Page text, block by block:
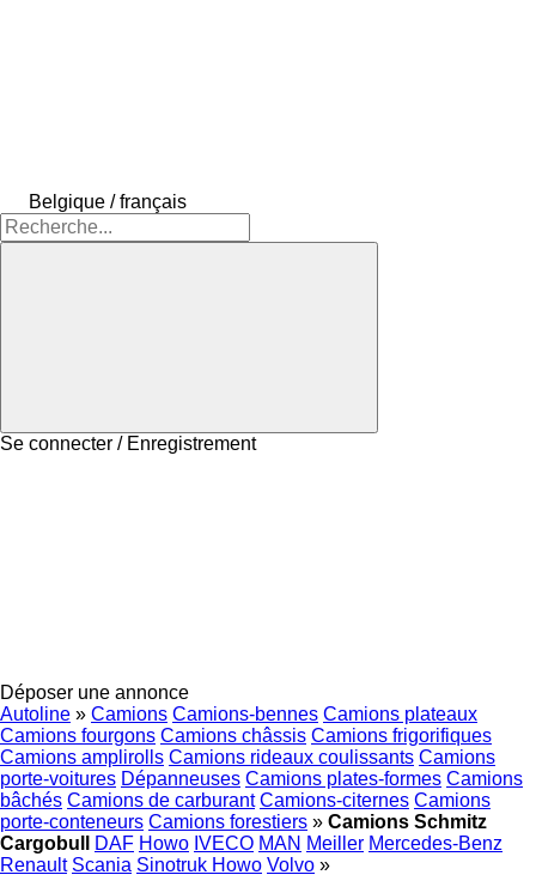
Belgique / français
Se connecter / Enregistrement
Déposer une annonce
Autoline » Camions Camions-bennes Camions plateaux
Camions fourgons Camions châssis Camions frigorifiques
Camions amplirolls Camions rideaux coulissants Camions
porte-voitures Dépanneuses Camions plates-formes Camions
bâchés Camions de carburant Camions-citernes Camions
porte-conteneurs Camions forestiers » Camions Schmitz
Cargobull
DAF Howo IVECO MAN Meiller Mercedes-Benz
Renault Scania Sinotruk Howo Volvo »